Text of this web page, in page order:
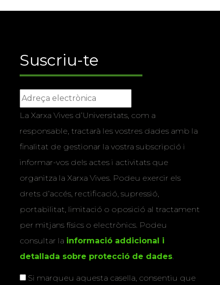
Suscriu-te
La Xarxa Vives d’Universitats, com a
responsable, tractarà les vostres dades amb la
finalitat de gestionar la vostra subscripció i
informar-vos dels actes i activitats que
organitza la Xarxa Vives. Podeu exercir els
drets d’accés, rectificació, supressió,
portabilitat, limitació o oposició al tractament
per mitjans físics o electrònics. Podeu
consultar la informació addicional i
detallada sobre protecció de dades.
Si marqueu aquesta casella, consentiu que